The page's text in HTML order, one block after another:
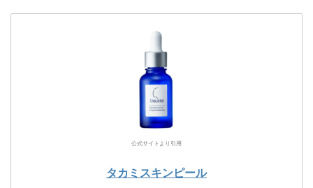
公式サイトより引用
タカミスキンピール